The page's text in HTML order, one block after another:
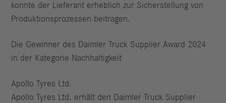
konnte der Lieferant erheblich zur Sicherstellung von
Produktionsprozessen beitragen.
Die Gewinner des Daimler Truck Supplier Award 2024
in der Kategorie Nachhaltigkeit
Apollo Tyres Ltd.
Apollo Tyres Ltd. erhält den Daimler Truck Supplier